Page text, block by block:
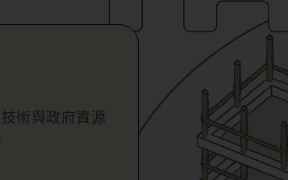
術與政府資源